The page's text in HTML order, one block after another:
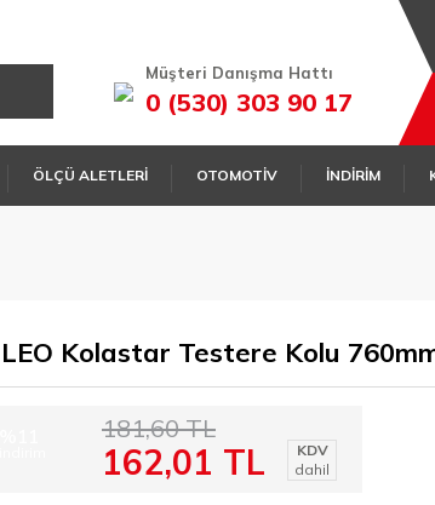
Müşteri Danışma Hattı
0 (530) 303 90 17
ÖLÇÜ ALETLERİ OTOMOTİV İNDİRİM
LEO Kolastar Testere Kolu
181,60 TL
162,01 TL
KDV
dahil